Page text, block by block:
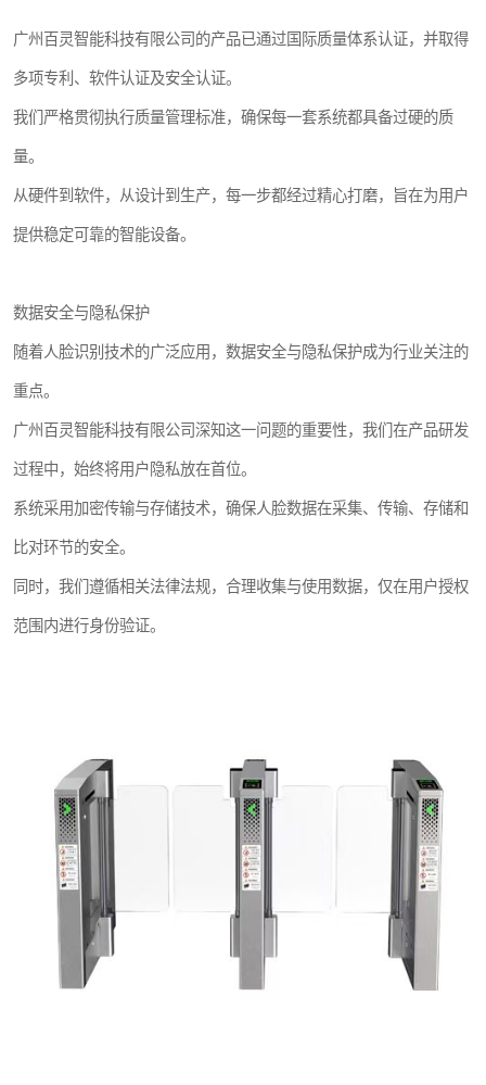
广州百灵智能科技有限公司的产品已通过国际质量体系认证，并取得
多项专利、软件认证及安全认证。
我们严格贯彻执行质量管理标准，确保每一套系统都具备过硬的质
量。
从硬件到软件，从设计到生产，每一步都经过精心打磨，旨在为用户
提供稳定可靠的智能设备。
数据安全与隐私保护
随着人脸识别技术的广泛应用，数据安全与隐私保护成为行业关注的
重点。
广州百灵智能科技有限公司深知这一问题的重要性，我们在产品研发
过程中，始终将用户隐私放在首位。
系统采用加密传输与存储技术，确保人脸数据在采集、传输、存储和
比对环节的安全。
同时，我们遵循相关法律法规，合理收集与使用数据，仅在用户授权
范围内进行身份验证。